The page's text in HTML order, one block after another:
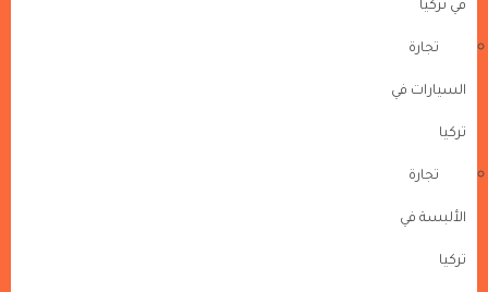
في تركيا
تجارة
السيارات في
تركيا
تجارة
الألبسة في
تركيا